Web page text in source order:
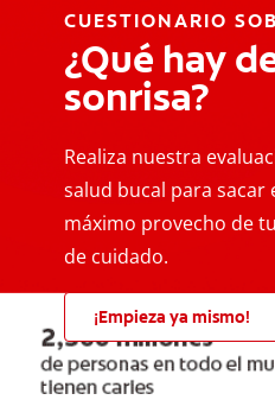
CUESTIONARIO
¿Qué hay
sonrisa?
Realiza nuestra
salud bucal para sacar
máximo provecho de
de cuidado.
¡Empieza ya mismo!